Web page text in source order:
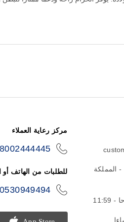
المملكة
من السبت - للخميس 9:00 صباحا - 11:59
مركز رعاية العملاء
8002444445
للطلبات من الهاتف أو
0530949494